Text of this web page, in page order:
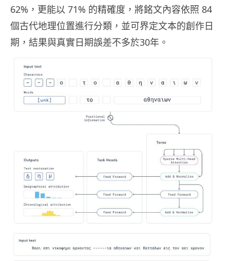
62%，更能以 71% 的精確度，將銘文內容依照 84
個古代地理位置進行分類，並可界定文本的創作日
期，結果與真實日期誤差不多於30年。